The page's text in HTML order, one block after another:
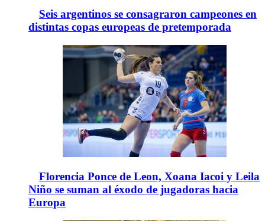
Seis argentinos se consagraron campeones en
distintas copas europeas de pretemporada
Florencia Ponce de Leon, Xoana Iacoi y Leila
Niño se suman al éxodo de jugadoras hacia
Europa